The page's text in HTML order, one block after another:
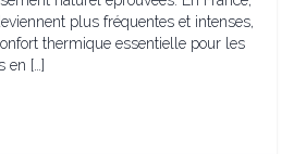
plus fréquentes et intenses,
thermique essentielle pour les
en […]